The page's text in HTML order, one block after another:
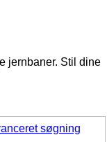
jernbaner. Stil dine
søgning